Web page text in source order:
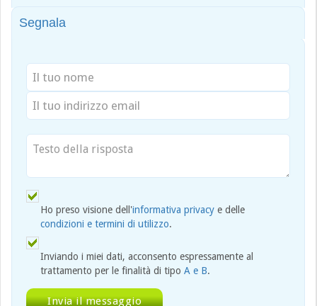
Segnala
Ho preso visione dell'informativa privacy e delle
condizioni e termini di utilizzo.
Inviando i miei dati, acconsento espressamente al
trattamento per le finalità di tipo A e B.